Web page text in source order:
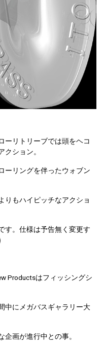
ーリトリーブでは頭をヘコ
ション。
ーリングを伴ったウォブン
りもハイピッチなアクショ
す。仕様は予告無く変更す
Productsはフィッシングシ
中にメガバスギャラリー大
企画が進行中との事。